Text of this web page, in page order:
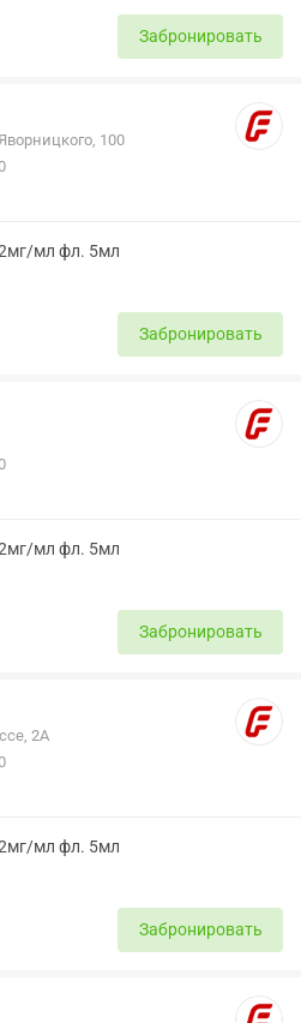
Забронировать
100
мл фл. 5мл
Забронировать
мл фл. 5мл
Забронировать
2А
мл фл. 5мл
Забронировать